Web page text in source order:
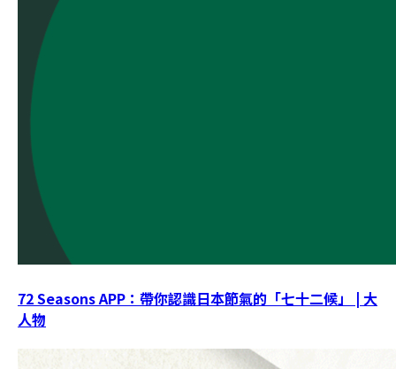
72 Seasons APP：帶你認識日本節氣的「七十二候」 | 大
人物